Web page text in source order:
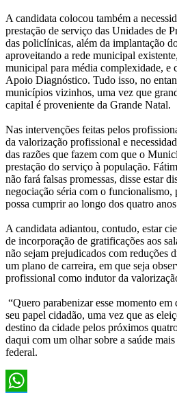
A candidata colocou também a
prestação de serviço das Unidades de
das policlínicas, além da implantação
aproveitando a rede municipal
municipal para média complexidade, e
Apoio Diagnóstico. Tudo isso, no
municípios vizinhos, uma vez que
capital é proveniente da Grande Natal.
Nas intervenções feitas pelos
da valorização profissional e
das razões que fazem com que o
prestação do serviço à população.
não fará falsas promessas, disse estar
negociação séria com o funcionalismo,
possa cumprir ao longo dos quatro
A candidata adiantou, contudo, estar
de incorporação de gratificações aos
não sejam prejudicados com reduções
um plano de carreira, em que seja
profissional como indutor da
“Quero parabenizar esse momento em
seu papel cidadão, uma vez que as
destino da cidade pelos próximos
daqui com um olhar sobre a saúde
federal.